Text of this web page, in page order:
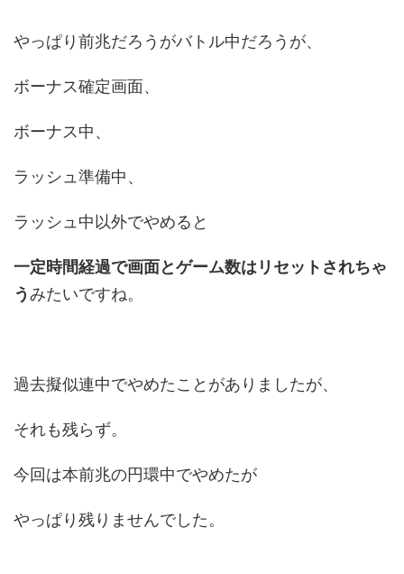
やっぱり前兆だろうがバトル中だろうが、
ボーナス確定画面、
ボーナス中、
ラッシュ準備中、
ラッシュ中以外でやめると
一定時間経過で画面とゲーム数はリセットされちゃ
うみたいですね。
過去擬似連中でやめたことがありましたが、
それも残らず。
今回は本前兆の円環中でやめたが
やっぱり残りませんでした。